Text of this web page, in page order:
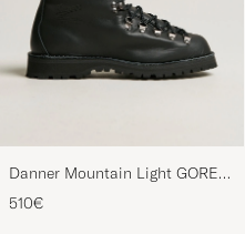
Danner Mountain Light GORE-
TEX Boot Black
510€